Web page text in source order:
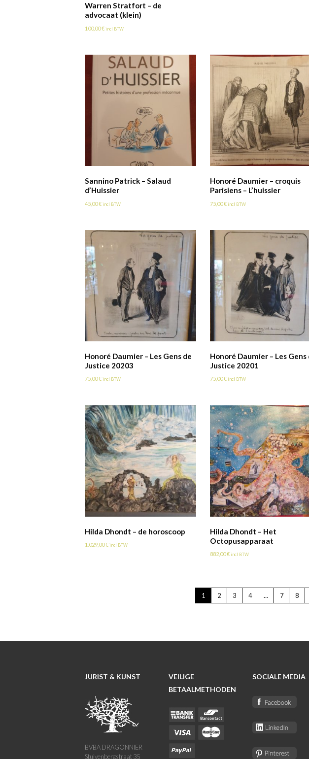
Warren Stratfort – de
advocaat (klein)
100,00€incl BTW
Sannino Patrick – Salaud
d’Huissier
45,00€incl BTW
Honoré Daumier – croquis
Parisiens – L’huissier
75,00€incl BTW
Honoré Daumier – Les Gens de
Justice 20203
75,00€incl BTW
Honoré Daumier – Les Gens
Justice 20201
75,00€incl BTW
Hilda Dhondt – de horoscoop
1.029,00€incl BTW
Hilda Dhondt – Het
Octopusapparaat
882,00€incl BTW
1 2 3 4 … 7 8
JURIST & KUNST
BVBA DRAGONNIER
Stuivenbergstraat 35
VEILIGE
BETAALMETHODEN
SOCIALE MEDIA